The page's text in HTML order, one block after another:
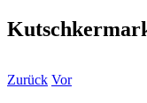
Zurück Vor